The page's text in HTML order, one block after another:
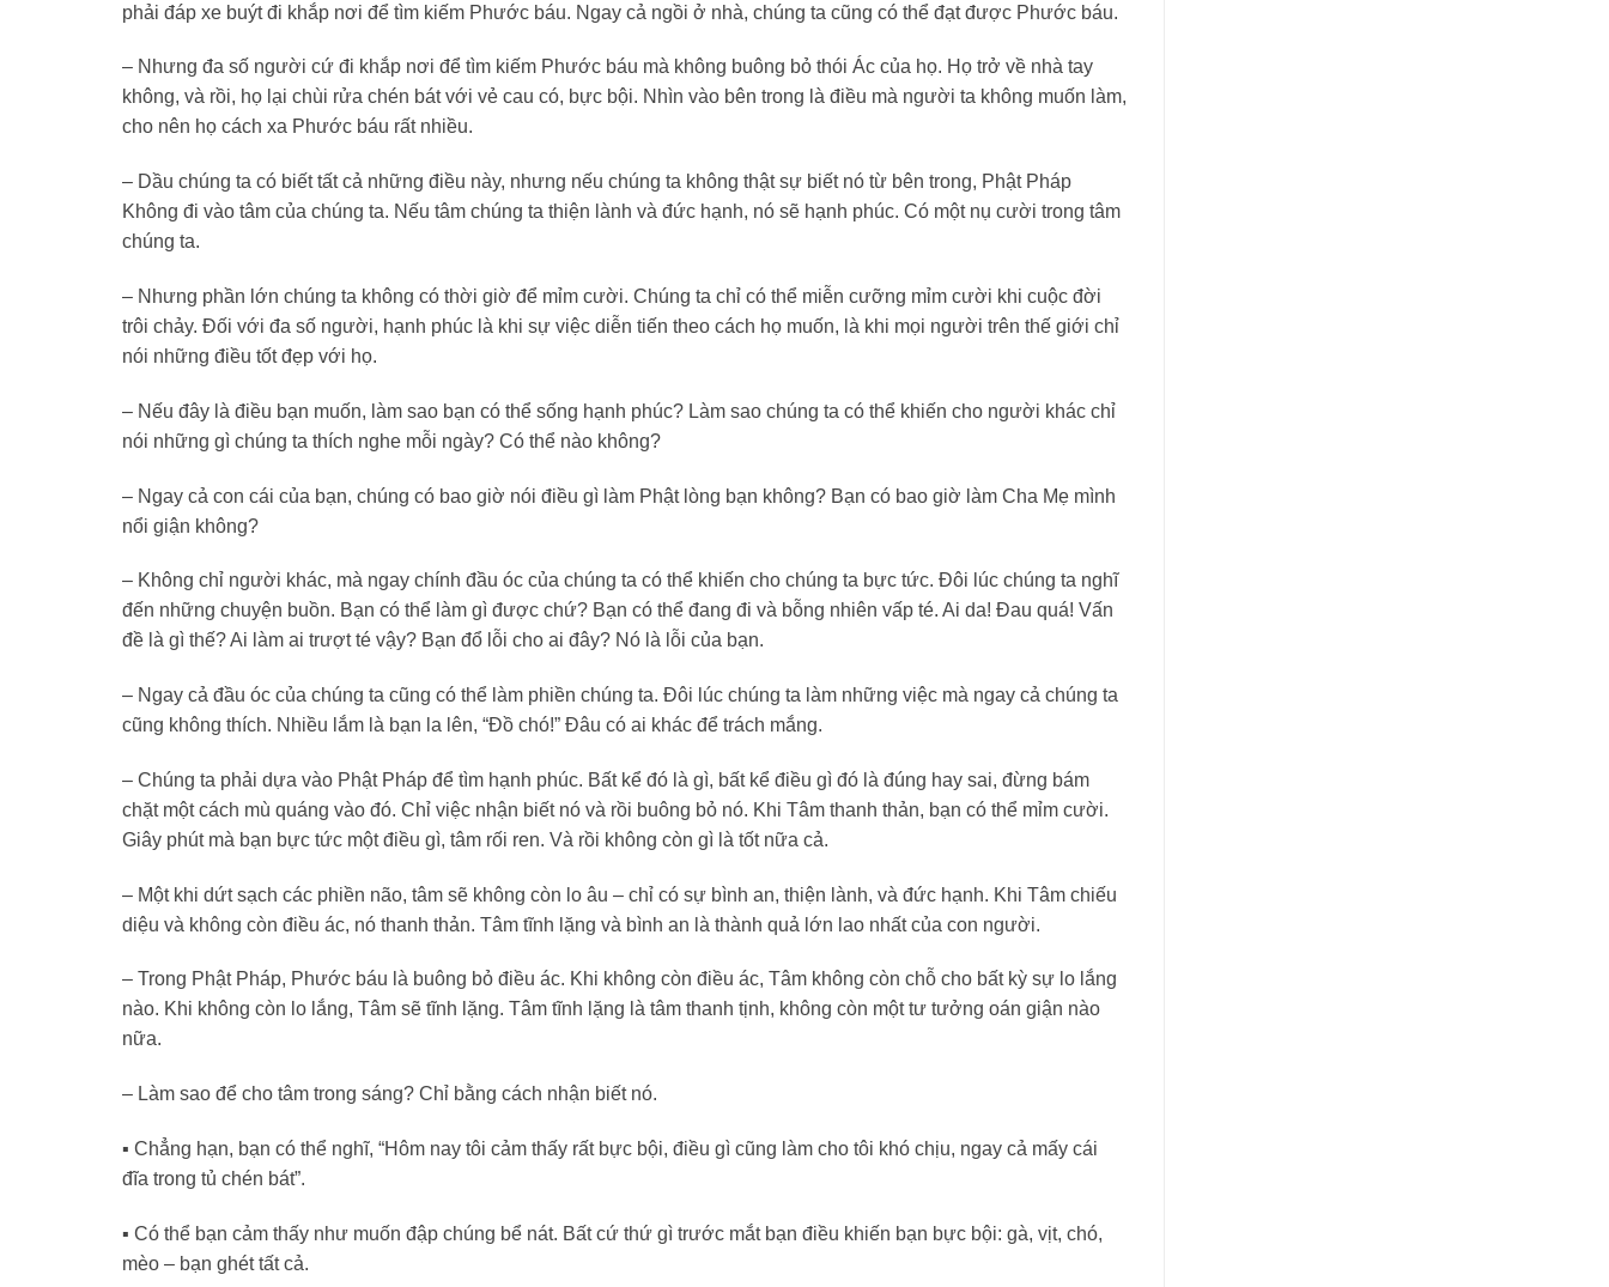
phải đáp xe buýt đi khắp nơi để tìm kiếm Phước báu. Ngay cả ngồi ở nhà, chúng ta cũng có thể đạt được Phước báu.
– Nhưng đa số người cứ đi khắp nơi để tìm kiếm Phước báu mà không buông bỏ thói Ác của họ. Họ trở về nhà tay
không, và rồi, họ lại chùi rửa chén bát với vẻ cau có, bực bội. Nhìn vào bên trong là điều mà người ta không muốn làm,
cho nên họ cách xa Phước báu rất nhiều.
– Dầu chúng ta có biết tất cả những điều này, nhưng nếu chúng ta không thật sự biết nó từ bên trong, Phật Pháp
Không đi vào tâm của chúng ta. Nếu tâm chúng ta thiện lành và đức hạnh, nó sẽ hạnh phúc. Có một nụ cười trong tâm
chúng ta.
– Nhưng phần lớn chúng ta không có thời giờ để mỉm cười. Chúng ta chỉ có thể miễn cưỡng mỉm cười khi cuộc đời
trôi chảy. Đối với đa số người, hạnh phúc là khi sự việc diễn tiến theo cách họ muốn, là khi mọi người trên thế giới chỉ
nói những điều tốt đẹp với họ.
– Nếu đây là điều bạn muốn, làm sao bạn có thể sống hạnh phúc? Làm sao chúng ta có thể khiến cho người khác chỉ
nói những gì chúng ta thích nghe mỗi ngày? Có thể nào không?
– Ngay cả con cái của bạn, chúng có bao giờ nói điều gì làm Phật lòng bạn không? Bạn có bao giờ làm Cha Mẹ mình
nổi giận không?
– Không chỉ người khác, mà ngay chính đầu óc của chúng ta có thể khiến cho chúng ta bực tức. Đôi lúc chúng ta nghĩ
đến những chuyện buồn. Bạn có thể làm gì được chứ? Bạn có thể đang đi và bỗng nhiên vấp té. Ai da! Đau quá! Vấn
đề là gì thế? Ai làm ai trượt té vậy? Bạn đổ lỗi cho ai đây? Nó là lỗi của bạn.
– Ngay cả đầu óc của chúng ta cũng có thể làm phiền chúng ta. Đôi lúc chúng ta làm những việc mà ngay cả chúng ta
cũng không thích. Nhiều lắm là bạn la lên, “Đồ chó!” Đâu có ai khác để trách mắng.
– Chúng ta phải dựa vào Phật Pháp để tìm hạnh phúc. Bất kể đó là gì, bất kể điều gì đó là đúng hay sai, đừng bám
chặt một cách mù quáng vào đó. Chỉ việc nhận biết nó và rồi buông bỏ nó. Khi Tâm thanh thản, bạn có thể mỉm cười.
Giây phút mà bạn bực tức một điều gì, tâm rối ren. Và rồi không còn gì là tốt nữa cả.
– Một khi dứt sạch các phiền não, tâm sẽ không còn lo âu – chỉ có sự bình an, thiện lành, và đức hạnh. Khi Tâm chiếu
diệu và không còn điều ác, nó thanh thản. Tâm tĩnh lặng và bình an là thành quả lớn lao nhất của con người.
– Trong Phật Pháp, Phước báu là buông bỏ điều ác. Khi không còn điều ác, Tâm không còn chỗ cho bất kỳ sự lo lắng
nào. Khi không còn lo lắng, Tâm sẽ tĩnh lặng. Tâm tĩnh lặng là tâm thanh tịnh, không còn một tư tưởng oán giận nào
nữa.
– Làm sao để cho tâm trong sáng? Chỉ bằng cách nhận biết nó.
▪︎ Chẳng hạn, bạn có thể nghĩ, “Hôm nay tôi cảm thấy rất bực bội, điều gì cũng làm cho tôi khó chịu, ngay cả mấy cái
đĩa trong tủ chén bát”.
▪︎ Có thể bạn cảm thấy như muốn đập chúng bể nát. Bất cứ thứ gì trước mắt bạn điều khiến bạn bực bội: gà, vịt, chó,
mèo – bạn ghét tất cả.